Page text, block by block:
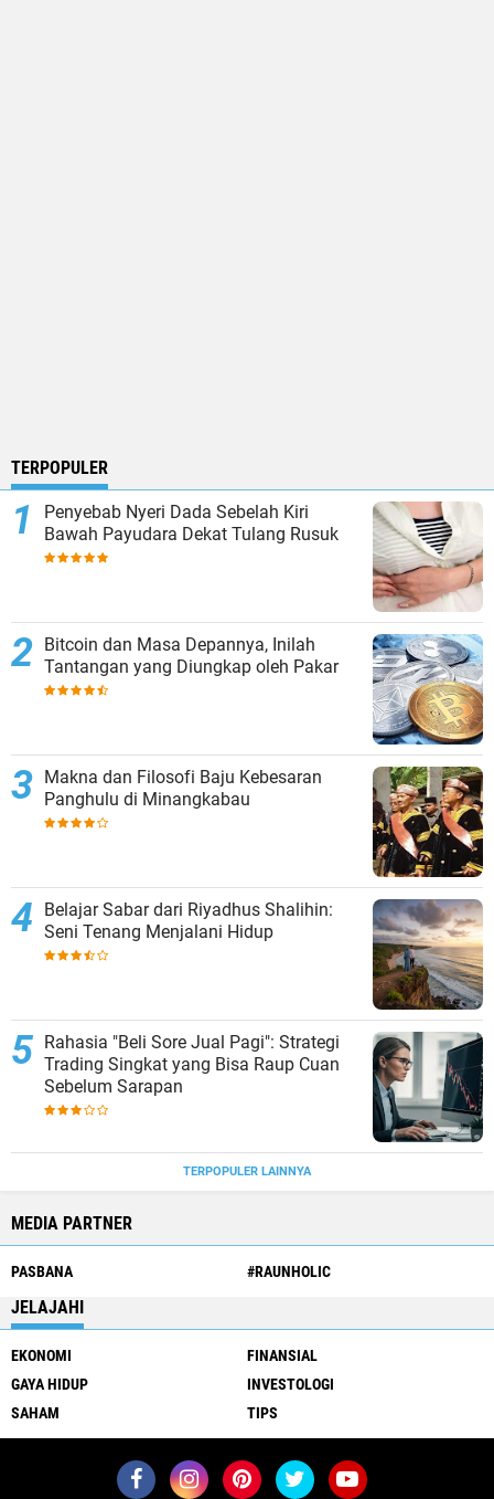
TERPOPULER
Penyebab Nyeri Dada Sebelah Kiri
Bawah Payudara Dekat Tulang Rusuk
Bitcoin dan Masa Depannya, Inilah
Tantangan yang Diungkap oleh Pakar
Makna dan Filosofi Baju Kebesaran
Panghulu di Minangkabau
Belajar Sabar dari Riyadhus Shalihin:
Seni Tenang Menjalani Hidup
Rahasia "Beli Sore Jual Pagi": Strategi
Trading Singkat yang Bisa Raup Cuan
Sebelum Sarapan
TERPOPULER LAINNYA
MEDIA PARTNER
PASBANA #RAUNHOLIC
JELAJAHI
EKONOMI
FINANSIAL
GAYA HIDUP
INVESTOLOGI
SAHAM
TIPS